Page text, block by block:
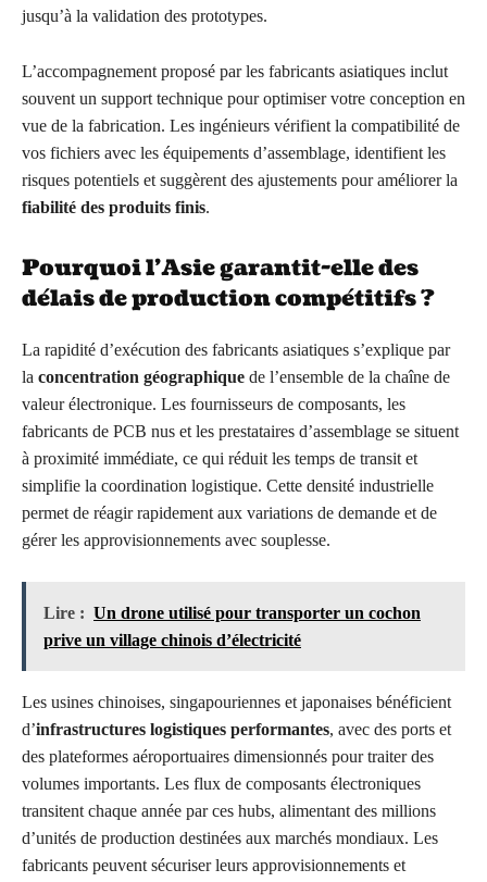
jusqu’à la validation des prototypes.
L’accompagnement proposé par les fabricants asiatiques inclut
souvent un support technique pour optimiser votre conception en
vue de la fabrication. Les ingénieurs vérifient la compatibilité de
vos fichiers avec les équipements d’assemblage, identifient les
risques potentiels et suggèrent des ajustements pour améliorer la
fiabilité des produits finis.
Pourquoi l’Asie garantit-elle des
délais de production compétitifs ?
La rapidité d’exécution des fabricants asiatiques s’explique par
la concentration géographique de l’ensemble de la chaîne de
valeur électronique. Les fournisseurs de composants, les
fabricants de PCB nus et les prestataires d’assemblage se situent
à proximité immédiate, ce qui réduit les temps de transit et
simplifie la coordination logistique. Cette densité industrielle
permet de réagir rapidement aux variations de demande et de
gérer les approvisionnements avec souplesse.
Lire : Un drone utilisé pour transporter un cochon
prive un village chinois d’électricité
Les usines chinoises, singapouriennes et japonaises bénéficient
d’infrastructures logistiques performantes, avec des ports et
des plateformes aéroportuaires dimensionnés pour traiter des
volumes importants. Les flux de composants électroniques
transitent chaque année par ces hubs, alimentant des millions
d’unités de production destinées aux marchés mondiaux. Les
fabricants peuvent sécuriser leurs approvisionnements et